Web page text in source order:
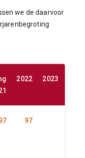
we de daarvoor
2022 2023
97